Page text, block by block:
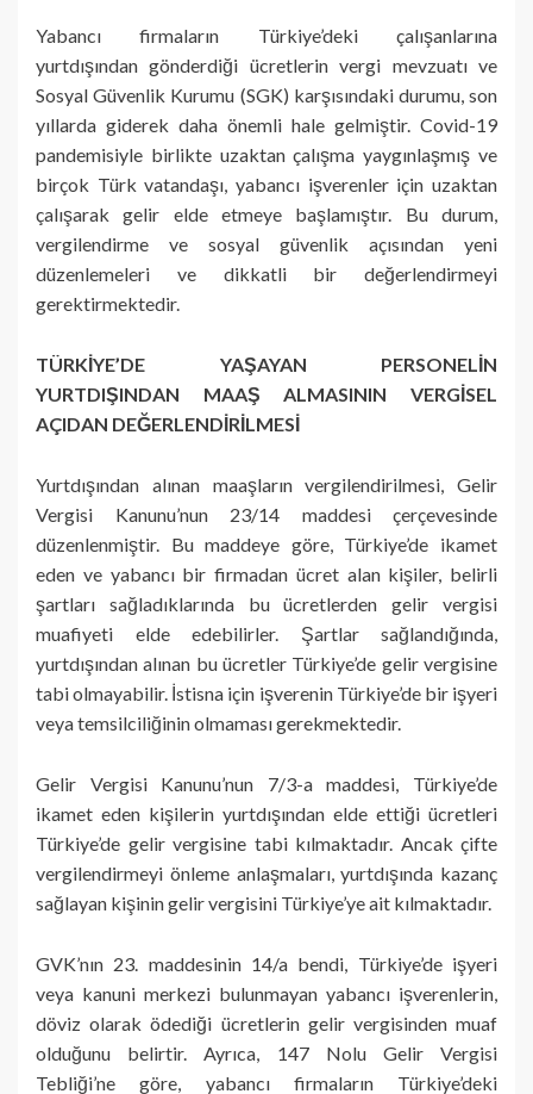
Yabancı firmaların Türkiye’deki çalışanlarına
yurtdışından gönderdiği ücretlerin vergi mevzuatı ve
Sosyal Güvenlik Kurumu (SGK) karşısındaki durumu, son
yıllarda giderek daha önemli hale gelmiştir. Covid-19
pandemisiyle birlikte uzaktan çalışma yaygınlaşmış ve
birçok Türk vatandaşı, yabancı işverenler için uzaktan
çalışarak gelir elde etmeye başlamıştır. Bu durum,
vergilendirme ve sosyal güvenlik açısından yeni
düzenlemeleri ve dikkatli bir değerlendirmeyi
gerektirmektedir.
TÜRKİYE’DE YAŞAYAN PERSONELİN
YURTDIŞINDAN MAAŞ ALMASININ VERGİSEL
AÇIDAN DEĞERLENDİRİLMESİ
Yurtdışından alınan maaşların vergilendirilmesi, Gelir
Vergisi Kanunu’nun 23/14 maddesi çerçevesinde
düzenlenmiştir. Bu maddeye göre, Türkiye’de ikamet
eden ve yabancı bir firmadan ücret alan kişiler, belirli
şartları sağladıklarında bu ücretlerden gelir vergisi
muafiyeti elde edebilirler. Şartlar sağlandığında,
yurtdışından alınan bu ücretler Türkiye’de gelir vergisine
tabi olmayabilir. İstisna için işverenin Türkiye’de bir işyeri
veya temsilciliğinin olmaması gerekmektedir.
Gelir Vergisi Kanunu’nun 7/3-a maddesi, Türkiye’de
ikamet eden kişilerin yurtdışından elde ettiği ücretleri
Türkiye’de gelir vergisine tabi kılmaktadır. Ancak çifte
vergilendirmeyi önleme anlaşmaları, yurtdışında kazanç
sağlayan kişinin gelir vergisini Türkiye’ye ait kılmaktadır.
GVK’nın 23. maddesinin 14/a bendi, Türkiye’de işyeri
veya kanuni merkezi bulunmayan yabancı işverenlerin,
döviz olarak ödediği ücretlerin gelir vergisinden muaf
olduğunu belirtir. Ayrıca, 147 Nolu Gelir Vergisi
Tebliği’ne göre, yabancı firmaların Türkiye’deki